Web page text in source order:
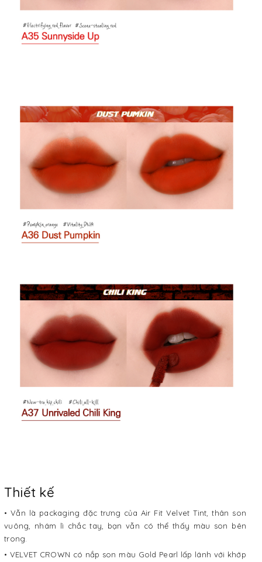
Thiết kế
• Vẫn là packaging đặc trưng của Air Fit Velvet Tint, thân son
vuông, nhám lì chắc tay, bạn vẫn có thể thấy màu son bên
trong.
• VELVET CROWN có nắp son màu Gold Pearl lấp lánh với khớp